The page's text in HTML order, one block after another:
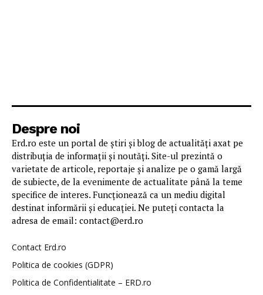
Despre noi
Erd.ro este un portal de știri și blog de actualități axat pe
distribuția de informații și noutăți. Site-ul prezintă o
varietate de articole, reportaje și analize pe o gamă largă
de subiecte, de la evenimente de actualitate până la teme
specifice de interes. Funcționează ca un mediu digital
destinat informării și educației. Ne puteți contacta la
adresa de email: contact@erd.ro
Contact Erd.ro
Politica de cookies (GDPR)
Politica de Confidentialitate – ERD.ro